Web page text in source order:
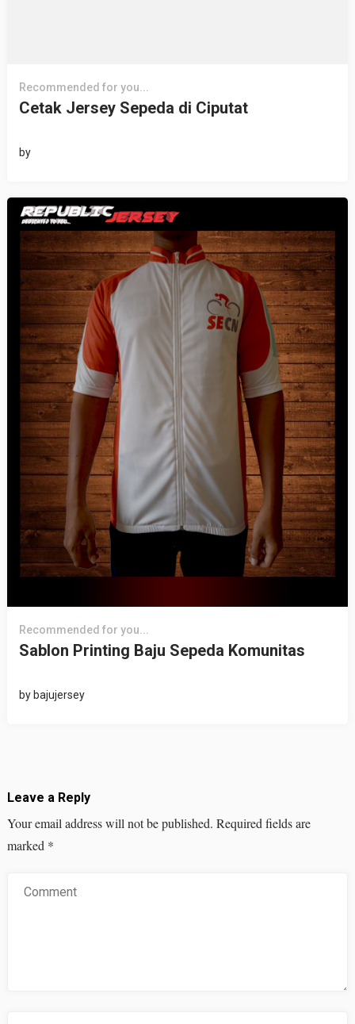
Recommended for you...
Cetak Jersey Sepeda di Ciputat
by
Recommended for you...
Sablon Printing Baju Sepeda Komunitas
by bajujersey
Leave a Reply
Your email address will not be published. Required fields are
marked *